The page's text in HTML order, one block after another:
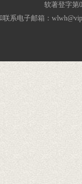
软著登字第
系电子邮箱：